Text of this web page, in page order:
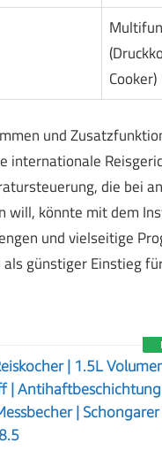
Cooker)
und
internationale
die bei
will, könnte mit dem
und vielseitige
günstiger Einstieg
| 1.5L
|
|